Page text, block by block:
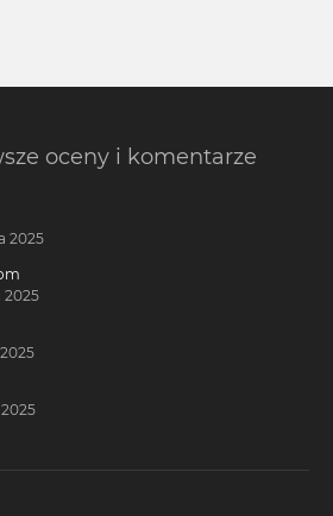
oceny i komentarze
2025
2025